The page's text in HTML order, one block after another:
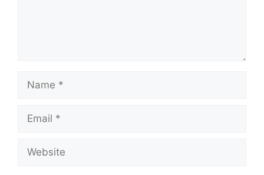
Name
Email
Website